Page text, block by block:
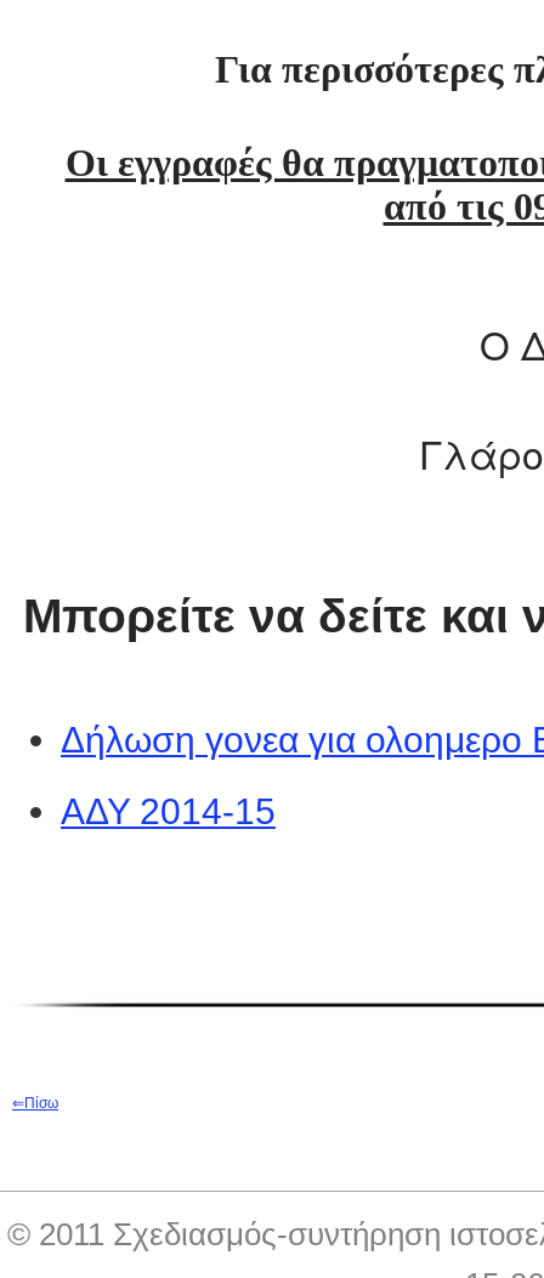
Για περισσότερες
Οι εγγραφές θα
από τις
Ο
Μπορείτε να δείτε
Δήλωση γονεα για
ΑΔΥ 2014-15
⇐Πίσω
© 2011 Σχεδιασμός-συντήρηση